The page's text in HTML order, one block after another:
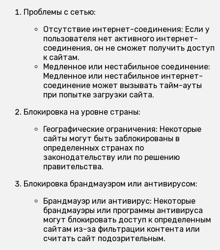
Проблемы с сетью:
Отсутствие интернет-соединения: Если у
пользователя нет активного интернет-
соединения, он не сможет получить доступ
к сайтам.
Медленное или нестабильное соединение:
Медленное или нестабильное интернет-
соединение может вызывать тайм-ауты
при попытке загрузки сайта.
Блокировка на уровне страны:
Географические ограничения: Некоторые
сайты могут быть заблокированы в
определенных странах по
законодательству или по решению
правительства.
Блокировка брандмауэром или антивирусом:
Брандмауэр или антивирус: Некоторые
брандмауэры или программы антивируса
могут блокировать доступ к определенным
сайтам из-за фильтрации контента или
считать сайт подозрительным.